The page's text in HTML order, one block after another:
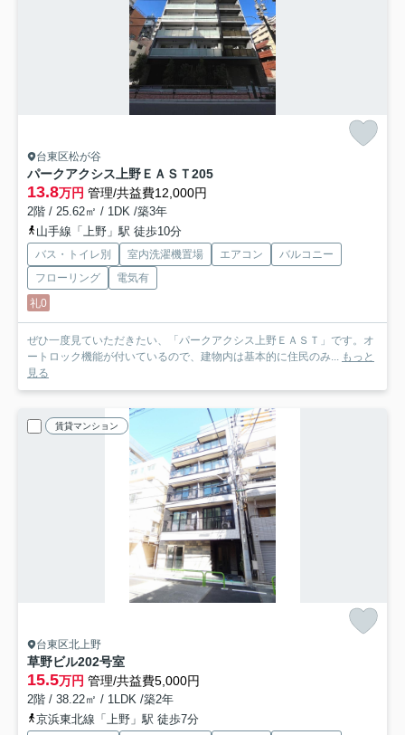
台東区松が谷
パークアクシス上野ＥＡＳＴ205
13.8万円 管理/共益費12,000円
2階 / 25.62㎡ / 1DK /築3年
山手線「上野」駅 徒歩10分
バス・トイレ別 室内洗濯機置場 エアコン
バルコニー
フローリング
電気有
礼0
ぜひ一度見ていただきたい、「パークアクシス上野ＥＡＳＴ」です。オ
ートロック機能が付いているので、建物内は基本的に住民のみ... もっと
見る
賃貸マンション
台東区北上野
草野ビル202号室
15.5万円 管理/共益費5,000円
2階 / 38.22㎡ / 1LDK /築2年
京浜東北線「上野」駅 徒歩7分